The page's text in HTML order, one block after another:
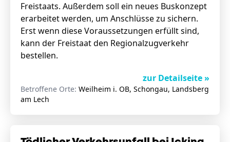
Freistaats. Außerdem soll ein neues Buskonzept
erarbeitet werden, um Anschlüsse zu sichern.
Erst wenn diese Voraussetzungen erfüllt sind,
kann der Freistaat den Regionalzugverkehr
bestellen.
zur Detailseite »
Betroffene Orte: Weilheim i. OB, Schongau, Landsberg
am Lech